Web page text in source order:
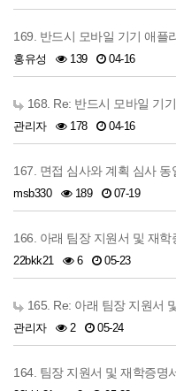
169. 반드시 모바일 기기 애플
홍유성 139 04-16
168. Re: 반드시 모바일 기
관리자 178 04-16
167. 면접 심사와 계획 심사 동
msb330 189 07-19
166. 아래 팀장 지원서 및 재
22bkk21 6 05-23
165. Re: 아래 팀장 지원서
관리자 2 05-24
164. 팀장 지원서 및 재학증명